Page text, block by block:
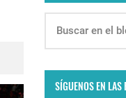
SÍGUENOS EN LAS